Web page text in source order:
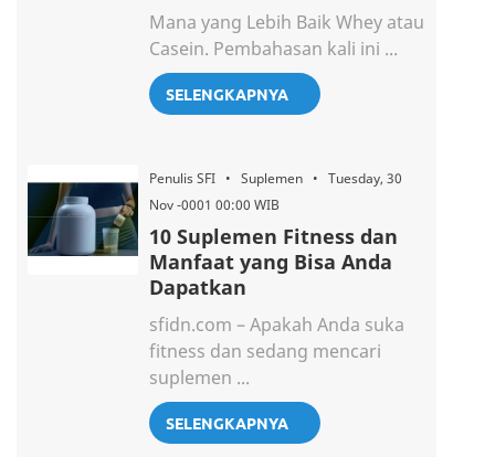
Mana yang Lebih Baik Whey atau
Casein. Pembahasan kali ini ...
SELENGKAPNYA
Penulis SFI • Suplemen • Tuesday, 30
Nov -0001 00:00 WIB
10 Suplemen Fitness dan
Manfaat yang Bisa Anda
Dapatkan
sfidn.com – Apakah Anda suka
fitness dan sedang mencari
suplemen ...
SELENGKAPNYA